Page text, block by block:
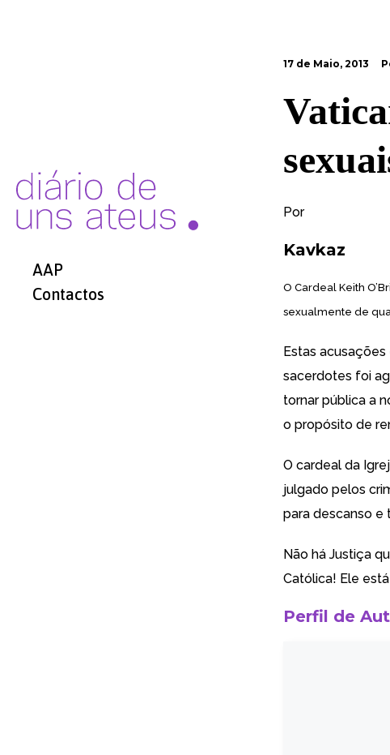
AAP
Contactos
17 de Maio, 2013
Por
Kavkaz
O Cardeal Keith
sexualmente de
Estas
sacerdotes foi
tornar pública a
o propósito de
O cardeal da
julgado pelos
para descanso e
Não há Justiça
Católica! Ele
Perfil de